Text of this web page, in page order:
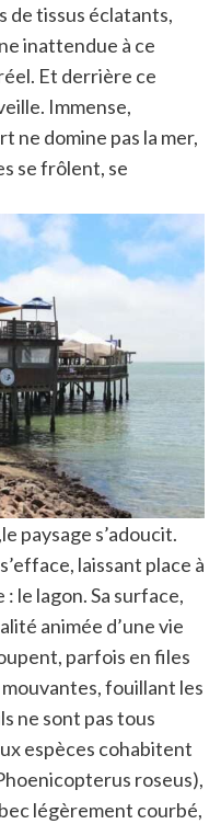
de tissus éclatants,
inattendue à ce
Et derrière ce
Immense,
ne domine pas la mer,
se frôlent, se
paysage s’adoucit.
laissant place à
le lagon. Sa surface,
animée d’une vie
parfois en files
fouillant les
ne sont pas tous
espèces cohabitent
roseus),
légèrement courbé,